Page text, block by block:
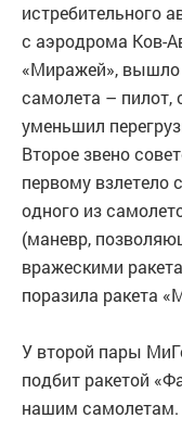
истребительного
с аэродрома Ков-
«Миражей», вышло
самолета – пилот,
уменьшил
Второе звено
первому
одного из
(маневр,
вражескими
поразила ракета
У второй пары
подбит ракетой
нашим самолетам.